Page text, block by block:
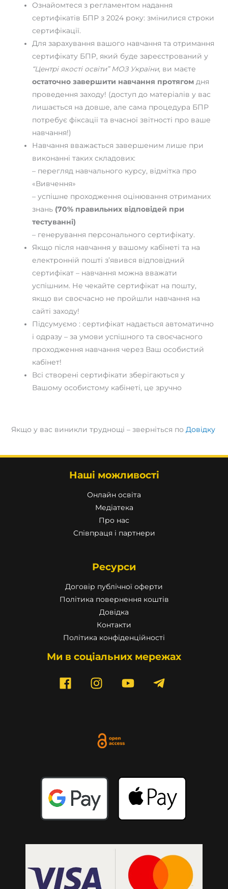
Ознайомтеся з регламентом надання
сертифікатів БПР з 2024 року: змінилися строки
сертифікації.
Для зарахування вашого навчання та отримання
сертифікату БПР, який буде зареєстрований у
“Центрі якості освіти” МОЗ України, ви маєте
остаточно завершити навчання протягом дня
проведення заходу! (доступ до матеріалів у вас
лишається на довше, але сама процедура БПР
потребує фіксаціі та вчасної звітності про ваше
навчання!)
Навчання вважається завершеним лише при
виконанні таких складових:
– перегляд навчального курсу, відмітка про
«Вивчення»
– успішне проходження оцінювання отриманих
знань (70% правильних відповідей при
тестуванні)
– генерування персонального сертифікату.
Якщо після навчання у вашому кабінеті та на
електронній пошті з’явився відповідний
сертифікат – навчання можна вважати
успішним. Не чекайте сертифікат на пошту,
якщо ви своєчасно не пройшли навчання на
сайті заходу!
Підсумуємо : сертифікат надається автоматично
і одразу – за умови успішного та своєчасного
проходження навчання через Ваш особистий
кабінет!
Всі створені сертифікати зберігаються у
Вашому особистому кабінеті, це зручно
Якщо у вас виникли труднощі – зверніться поДовідку
Наші можливості
Онлайн освіта
Медіатека
Про нас
Співпраця і партнери
Ресурси
Договір публічної оферти
Політика повернення коштів
Довідка
Контакти
Політика конфіденційності
Ми в соціальних мережах